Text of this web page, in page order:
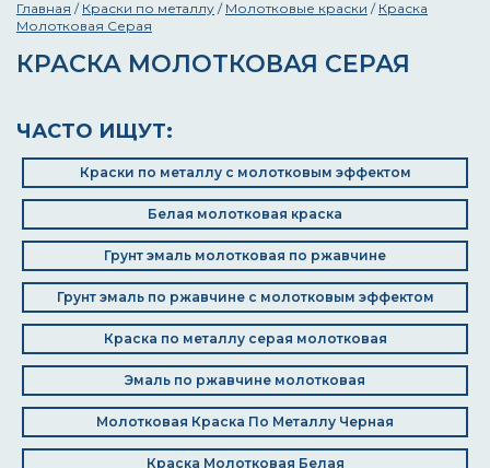
Главная / Краски по металлу / Молотковые краски / Краска
Молотковая Серая
КРАСКА МОЛОТКОВАЯ СЕРАЯ
ЧАСТО ИЩУТ:
Краски по металлу с молотковым эффектом
Белая молотковая краска
Грунт эмаль молотковая по ржавчине
Грунт эмаль по ржавчине с молотковым эффектом
Краска по металлу серая молотковая
Эмаль по ржавчине молотковая
Молотковая Краска По Металлу Черная
Краска Молотковая Белая